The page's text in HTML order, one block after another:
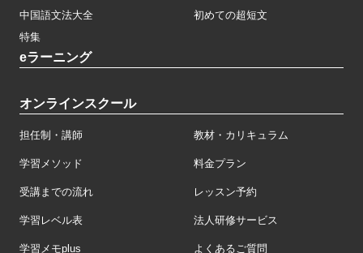
中国語文法大全
初めての超短文
特集
eラーニング
オンラインスクール
担任制・講師 教材・カリキュラム
学習メソッド 料金プラン
受講までの流れ レッスン予約
学習レベル表 法人研修サービス
学習メモplus よくあるご質問